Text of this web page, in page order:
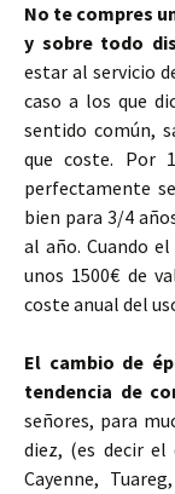
No te compres
y sobre todo
estar al servicio
caso a los que
sentido común,
que coste. Por
perfectamente
bien para 3/4
al año. Cuando
unos 1500€ de
coste anual del
El cambio de
tendencia de
señores, para
diez, (es decir el
Cayenne,